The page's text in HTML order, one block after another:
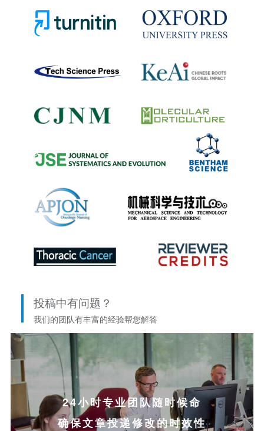
投稿中有问题？
我们的团队有丰富的经验帮您解答
24小时专业团队随时候命
确保文章投递修改的时效性